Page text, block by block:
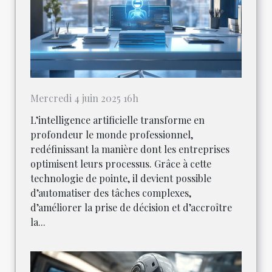
Mercredi 4 juin 2025 16h
L’intelligence artificielle transforme en
profondeur le monde professionnel,
redéfinissant la manière dont les entreprises
optimisent leurs processus. Grâce à cette
technologie de pointe, il devient possible
d’automatiser des tâches complexes,
d’améliorer la prise de décision et d’accroître
la...